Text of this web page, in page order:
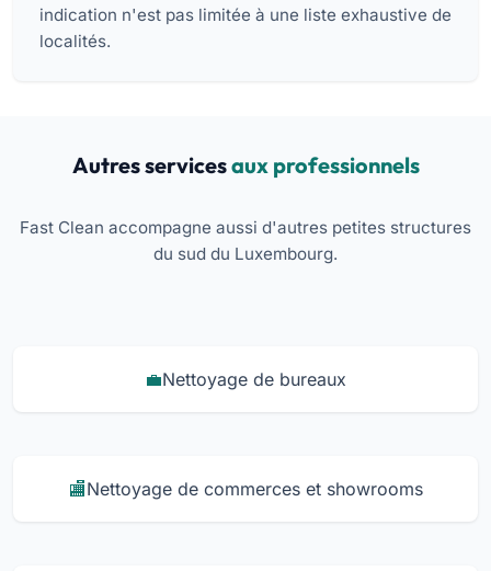
indication n'est pas limitée à une liste exhaustive de
localités.
Autres servicesaux professionnels
Fast Clean accompagne aussi d'autres petites structures
du sud du Luxembourg.
Nettoyage de bureaux
Nettoyage de commerces et showrooms